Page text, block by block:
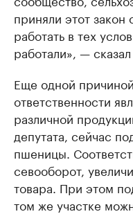
приняли этот
работать в тех
работали», —
Еще одной
ответственности
различной
депутата, сейчас
пшеницы.
севооборот,
товара. При этом
том же участке